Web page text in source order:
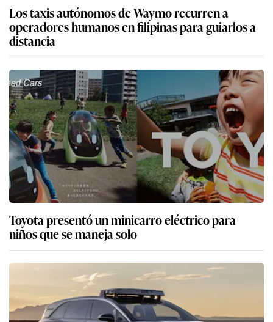
Los taxis autónomos de Waymo recurren a
operadores humanos en filipinas para guiarlos a
distancia
Toyota presentó un minicarro eléctrico para
niños que se maneja solo